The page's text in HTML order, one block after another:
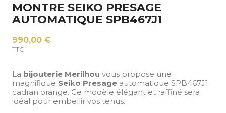
MONTRE SEIKO PRESAGE
AUTOMATIQUE SPB467J1
990,00 €
TTC
La bijouterie Merilhou vous propose une
magnifique Seiko Presage automatique SPB467J1
cadran orange. Ce modèle élégant et raffiné sera
idéal pour embellir vos tenus.